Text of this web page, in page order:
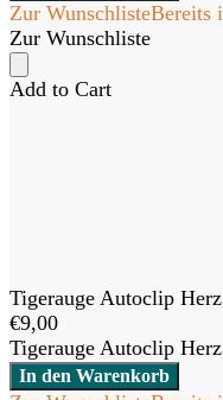
Zur WunschlisteBereits
Zur Wunschliste
Add to Cart
Tigerauge Autoclip Herz
€9,00
Tigerauge Autoclip
In den Warenkorb